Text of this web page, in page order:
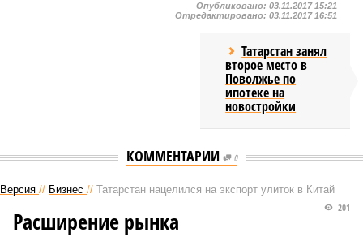
Опубликовано: 03.11.2017 15:21
Отредактировано: 03.11.2017 16:51
Татарстан занял
второе место в
Поволжье по
ипотеке на
новостройки
КОММЕНТАРИИ 0
Версия // Бизнес // Татарстан нацелился на экспорт улиток в Китай
201
Расширение рынка